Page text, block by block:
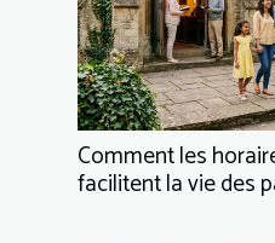
Comment les
facilitent la vie des